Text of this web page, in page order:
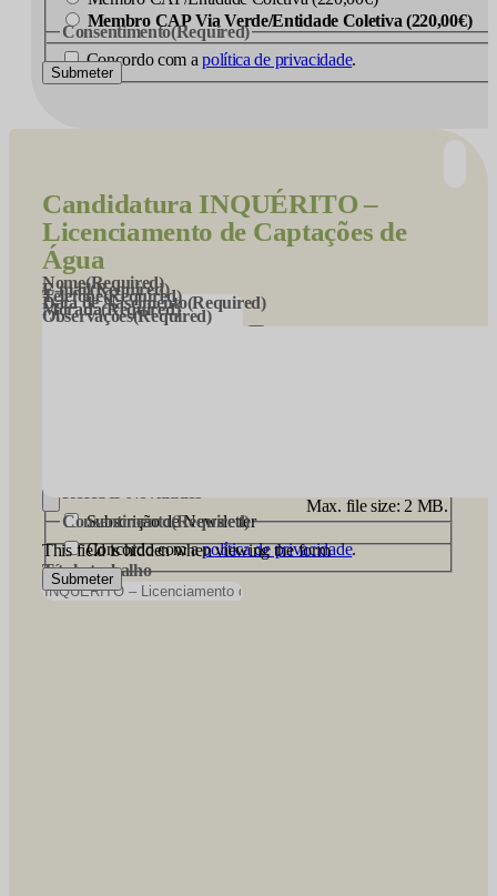
Membro CAP Via Verde/Entidade Coletiva (220,00€)
Consentimento(Required)
Concordo com apolítica de privacidade.
Submeter
Candidatura INQUÉRITO –
Licenciamento de Captações de
Água
Nome(Required)
E-mail(Required)
Telefone(Required)
Data de Nascimento(Required)
Morada(Required)
Observações(Required)
Max. file size: 2 MB.
Subscrição de Newsletter
Consentimento(Required)
Concordo com apolítica de privacidade.
This field is hidden when viewing the form
Título trabalho
Submeter